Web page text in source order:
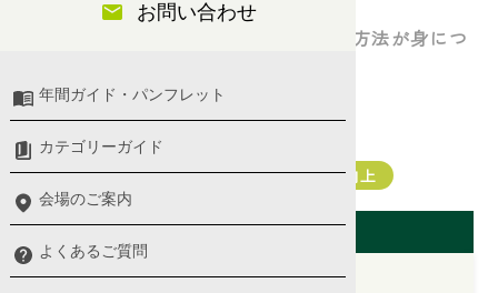
お問い合わせ
年間ガイド・パンフレット
カテゴリーガイド
会場のご案内
よくあるご質問
明日から即実践できる時間の有効活用方法が身につ
若手社員・新入社員
業務改善・タイムマネジメント・生産性向上
開催日（東京会場）